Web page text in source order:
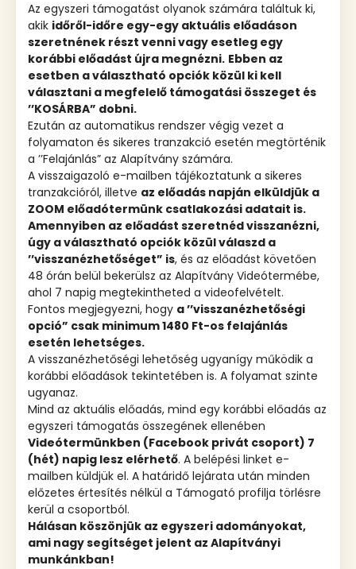
Az egyszeri támogatást olyanok számára találtuk ki,
akik időről-időre egy-egy aktuális előadáson
szeretnének részt venni vagy esetleg egy
korábbi előadást újra megnézni. Ebben az
esetben a választható opciók közül ki kell
választani a megfelelő támogatási összeget és
’’KOSÁRBA” dobni.
Ezután az automatikus rendszer végig vezet a
folyamaton és sikeres tranzakció esetén megtörténik
a ’’Felajánlás” az Alapítvány számára.
A visszaigazoló e-mailben tájékoztatunk a sikeres
tranzakcióról, illetve az előadás napján elküldjük a
ZOOM előadótermünk csatlakozási adatait is.
Amennyiben az előadást szeretnéd visszanézni,
úgy a választható opciók közül válaszd a
’’visszanézhetőséget” is, és az előadást követően
48 órán belül bekerülsz az Alapítvány Videótermébe,
ahol 7 napig megtekintheted a videofelvételt.
Fontos megjegyezni, hogy a ’’visszanézhetőségi
opció” csak minimum 1480 Ft-os felajánlás
esetén lehetséges.
A visszanézhetőségi lehetőség ugyanígy működik a
korábbi előadások tekintetében is. A folyamat szinte
ugyanaz.
Mind az aktuális előadás, mind egy korábbi előadás az
egyszeri támogatás összegének ellenében
Videótermünkben (Facebook privát csoport) 7
(hét) napig lesz elérhető. A belépési linket e-
mailben küldjük el. A határidő lejárata után minden
előzetes értesítés nélkül a Támogató profilja törlésre
kerül a csoportból.
Hálásan köszönjük az egyszeri adományokat,
ami nagy segítséget jelent az Alapítványi
munkánkban!